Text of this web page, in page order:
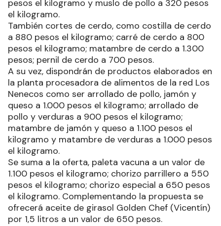
pesos el kilogramo y muslo de pollo a 320 pesos
el kilogramo.
También cortes de cerdo, como costilla de cerdo
a 880 pesos el kilogramo; carré de cerdo a 800
pesos el kilogramo; matambre de cerdo a 1.300
pesos; pernil de cerdo a 700 pesos.
A su vez, dispondrán de productos elaborados en
la planta procesadora de alimentos de la red Los
Nenecos como ser arrollado de pollo, jamón y
queso a 1.000 pesos el kilogramo; arrollado de
pollo y verduras a 900 pesos el kilogramo;
matambre de jamón y queso a 1.100 pesos el
kilogramo y matambre de verduras a 1.000 pesos
el kilogramo.
Se suma a la oferta, paleta vacuna a un valor de
1.100 pesos el kilogramo; chorizo parrillero a 550
pesos el kilogramo; chorizo especial a 650 pesos
el kilogramo. Complementando la propuesta se
ofrecerá aceite de girasol Golden Chef (Vicentín)
por 1,5 litros a un valor de 650 pesos.